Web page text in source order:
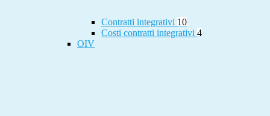
Contratti integrativi 10
Costi contratti integrativi 4
OIV